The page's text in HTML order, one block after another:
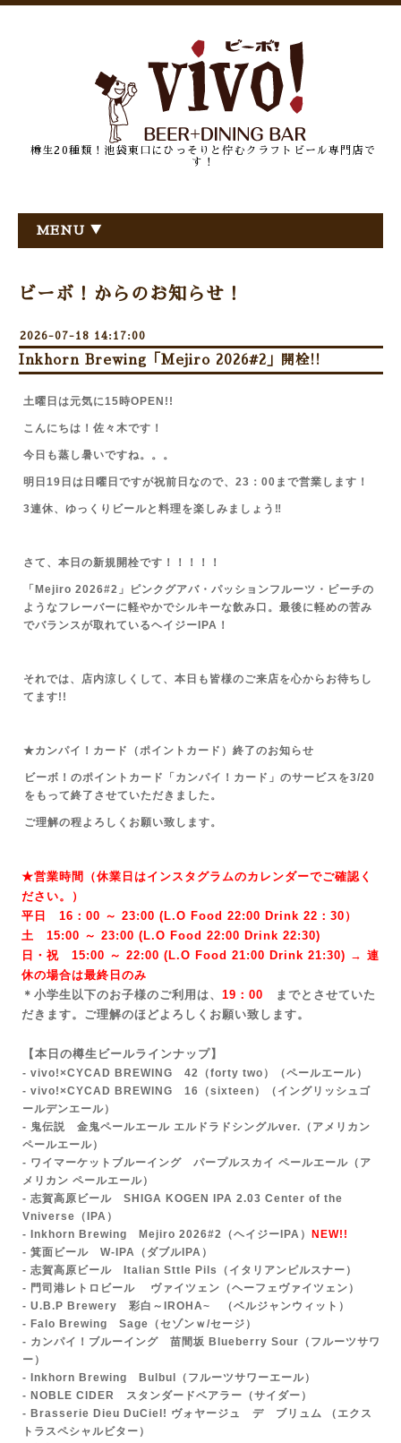
樽生20種類！池袋東口にひっそりと佇むクラフトビール専門店で
す！
MENU ▼
ビーボ！からのお知らせ！
2026-07-18 14:17:00
Inkhorn Brewing「Mejiro 2026#2」開栓!!
土曜日は元気に15時OPEN!!
こんにちは！佐々木です！
今日も蒸し暑いですね。。。
明日19日は日曜日ですが祝前日なので、23：00まで営業します！
3連休、ゆっくりビールと料理を楽しみましょう‼
さて、本日の新規開栓です！！！！！
「Mejiro 2026#2」ピンクグアバ・パッションフルーツ・ピーチの
ようなフレーバーに軽やかでシルキーな飲み口。最後に軽めの苦み
でバランスが取れているヘイジーIPA！
それでは、店内涼しくして、本日も皆様のご来店を心からお待ちし
てます!!
★カンパイ！カード（ポイントカード）終了のお知らせ
ビーボ！のポイントカード「カンパイ！カード」のサービスを3/20
をもって終了させていただきました。
ご理解の程よろしくお願い致します。
★営業時間（休業日はインスタグラムのカレンダーでご確認く
ださい。）
平日 16：00 ～ 23:00 (L.O Food 22:00 Drink 22：30）
土 15:00 ～ 23:00 ( L.O Food 22:00 Drink 22:30)
日・祝 15:00 ～ 22:00 ( L.O Food 21:00 Drink 21:30) → 連
休の場合は最終日のみ
＊小学生以下のお子様のご利用は、 19：00
までとさせていた
だきます。ご理解のほどよろしくお願い致します。
【本日の樽生ビールラインナップ】
- vivo!×CYCAD BREWING 42（forty two）
（ペールエール）
- vivo!×CYCAD BREWING 16（sixteen）（イングリッシュゴ
ールデンエール）
- 鬼伝説 金鬼ペールエール エルドラドシングルver. （アメリカン
ペールエール）
- ワイマーケットブルーイング パープルスカイ ペールエール（ア
メリカン ペールエール）
- 志賀高原ビール SHIGA KOGEN IPA 2.03 Center of the
Vniverse （IPA）
-
Inkhorn Brewing Mejiro 2026#2 （ヘイジーIPA）
NEW!!
- 箕面ビール W-IPA（ダブルIPA）
- 志賀高原ビール Italian Sttle Pils（イタリアンピルスナー）
- 門司港レトロビール ヴァイツェン（ヘーフェヴァイツェン）
- U.B.P Brewery 彩白～IROHA~ （ベルジャンウィット）
- Falo Brewing Sage （セゾンｗ/セージ）
- カンパイ！ブルーイング 苗間坂 Blueberry Sour（フルーツサワ
ー）
- Inkhorn Brewing Bulbul（フルーツサワーエール）
- NOBLE CIDER スタンダードベアラー（サイダー）
- Brasserie Dieu DuCiel! ヴォヤージュ デ ブリュム （エクス
トラスペシャルビター）